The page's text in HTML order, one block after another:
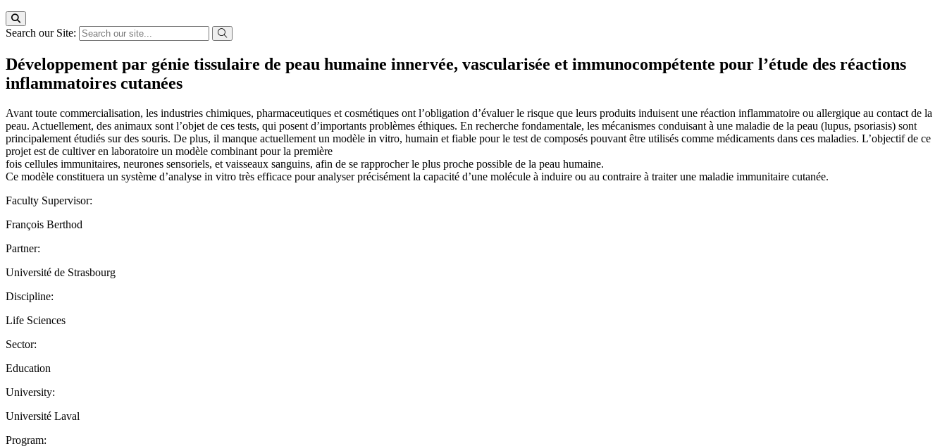
Search our Site:
Développement par génie tissulaire de peau humaine innervée, vascularisée et immunocompétente pour l’étude des réactions
inflammatoires cutanées
Avant toute commercialisation, les industries chimiques, pharmaceutiques et cosmétiques ont l’obligation d’évaluer le risque que leurs produits induisent une réaction inflammatoire ou allergique au contact de la
peau. Actuellement, des animaux sont l’objet de ces tests, qui posent d’importants problèmes éthiques. En recherche fondamentale, les mécanismes conduisant à une maladie de la peau (lupus, psoriasis) sont
principalement étudiés sur des souris. De plus, il manque actuellement un modèle in vitro, humain et fiable pour le test de composés pouvant être utilisés comme médicaments dans ces maladies. L’objectif de ce
projet est de cultiver en laboratoire un modèle combinant pour la première
fois cellules immunitaires, neurones sensoriels, et vaisseaux sanguins, afin de se rapprocher le plus proche possible de la peau humaine.
Ce modèle constituera un système d’analyse in vitro très efficace pour analyser précisément la capacité d’une molécule à induire ou au contraire à traiter une maladie immunitaire cutanée.
Faculty Supervisor:
François Berthod
Partner:
Université de Strasbourg
Discipline:
Life Sciences
Sector:
Education
University:
Université Laval
Program: